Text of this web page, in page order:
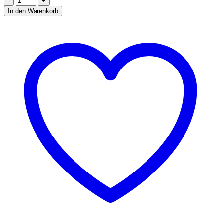
BEDIENTES
HANDWASCHBECKEN
In den Warenkorb